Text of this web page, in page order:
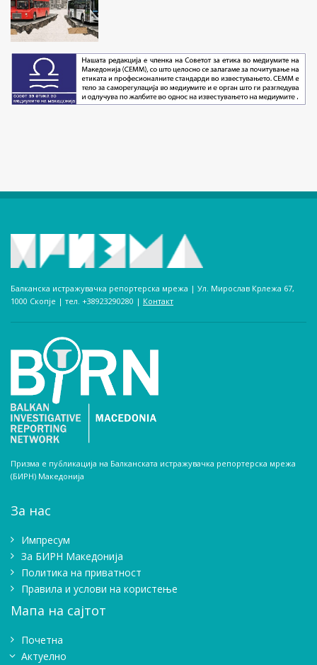
Балканска истражувачка репортерска мрежа | Ул. Мирослав Крлежа 67,
1000 Скопје | тел. +38923290280­ | Контакт
Призма е публикација на Балканската истражувачка репортерска мрежа
(БИРН) Македонија
За нас
Импресум
Зa БИРН Македонија
Политика на приватност
Правила и услови на користење
Мапа на сајтот
Почетна
Актуелно